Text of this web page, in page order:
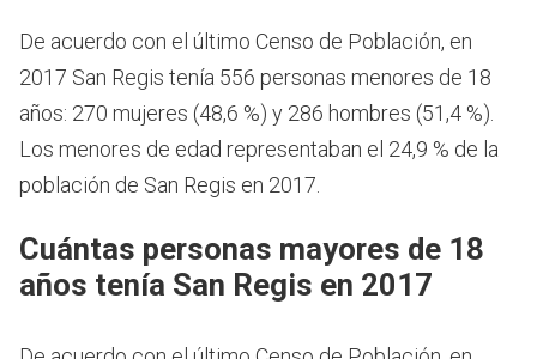
De acuerdo con el último Censo de Población, en
2017 San Regis tenía 556 personas menores de 18
años: 270 mujeres (48,6 %) y 286 hombres (51,4 %).
Los menores de edad representaban el 24,9 % de la
población de San Regis en 2017.
Cuántas personas mayores de 18
años tenía San Regis en 2017